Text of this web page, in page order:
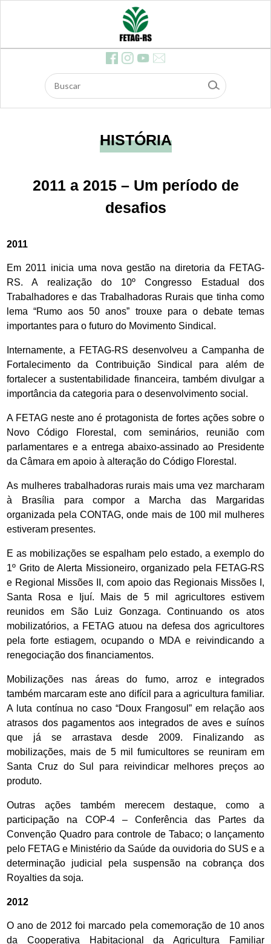
HISTÓRIA
2011 a 2015 – Um período de
desafios
2011
Em 2011 inicia uma nova gestão na diretoria da FETAG-
RS. A realização do 10º Congresso Estadual dos
Trabalhadores e das Trabalhadoras Rurais que tinha como
lema “Rumo aos 50 anos” trouxe para o debate temas
importantes para o futuro do Movimento Sindical.
Internamente, a FETAG-RS desenvolveu a Campanha de
Fortalecimento da Contribuição Sindical para além de
fortalecer a sustentabilidade financeira, também divulgar a
importância da categoria para o desenvolvimento social.
A FETAG neste ano é protagonista de fortes ações sobre o
Novo Código Florestal, com seminários, reunião com
parlamentares e a entrega abaixo-assinado ao Presidente
da Câmara em apoio à alteração do Código Florestal.
As mulheres trabalhadoras rurais mais uma vez marcharam
à Brasília para compor a Marcha das Margaridas
organizada pela CONTAG, onde mais de 100 mil mulheres
estiveram presentes.
E as mobilizações se espalham pelo estado, a exemplo do
1º Grito de Alerta Missioneiro, organizado pela FETAG-RS
e Regional Missões II, com apoio das Regionais Missões I,
Santa Rosa e Ijuí. Mais de 5 mil agricultores estivem
reunidos em São Luiz Gonzaga. Continuando os atos
mobilizatórios, a FETAG atuou na defesa dos agricultores
pela forte estiagem, ocupando o MDA e reivindicando a
renegociação dos financiamentos.
Mobilizações nas áreas do fumo, arroz e integrados
também marcaram este ano difícil para a agricultura familiar.
A luta contínua no caso “Doux Frangosul” em relação aos
atrasos dos pagamentos aos integrados de aves e suínos
que já se arrastava desde 2009. Finalizando as
mobilizações, mais de 5 mil fumicultores se reuniram em
Santa Cruz do Sul para reivindicar melhores preços ao
produto.
Outras ações também merecem destaque, como a
participação na COP-4 – Conferência das Partes da
Convenção Quadro para controle de Tabaco; o lançamento
pelo FETAG e Ministério da Saúde da ouvidoria do SUS e a
determinação judicial pela suspensão na cobrança dos
Royalties da soja.
2012
O ano de 2012 foi marcado pela comemoração de 10 anos
da Cooperativa Habitacional da Agricultura Familiar